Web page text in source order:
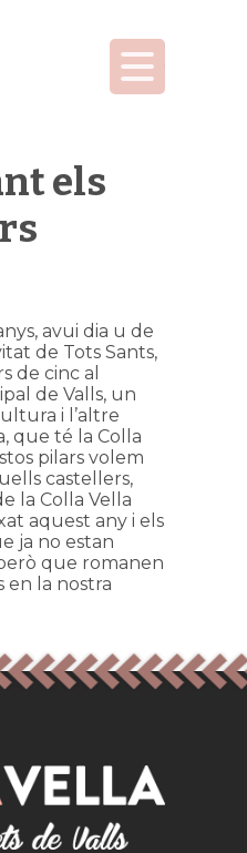
els
avui dia u de
de Tots Sants,
de cinc al
de Valls, un
i l’altre
que té la Colla
pilars volem
castellers,
la Colla Vella
aquest any i els
ja no estan
que romanen
en la nostra